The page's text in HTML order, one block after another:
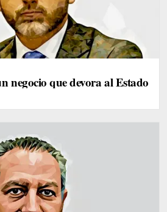
negocio que devora al Estado